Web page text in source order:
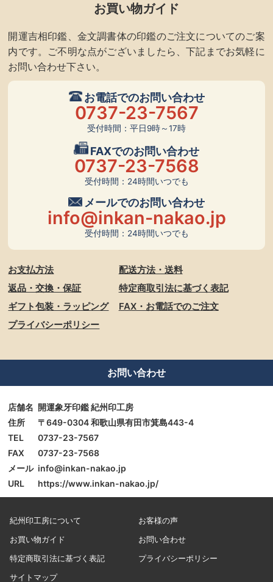
お買い物ガイド
開運吉相印鑑、金文調書体の印鑑のご注文についてのご案
内です。ご不明な点がございましたら、下記までお気軽に
お問い合わせ下さい。
お電話でのお問い合わせ
0737-23-7567
受付時間：平日9時～17時
FAXでのお問い合わせ
0737-23-7568
受付時間：24時間いつでも
メールでのお問い合わせ
info@inkan-nakao.jp
受付時間：24時間いつでも
お支払方法
配送方法・送料
返品・交換・保証
特定商取引法に基づく表記
ギフト包装・ラッピング
FAX・お電話でのご注文
プライバシーポリシー
お問い合わせ
店舗名 開運象牙印鑑 紀州印工房
住所
〒649-0304 和歌山県有田市箕島443-4
TEL
0737-23-7567
FAX
0737-23-7568
メール info@inkan-nakao.jp
URL
https://www.inkan-nakao.jp/
紀州印工房について お客様の声
お買い物ガイド お問い合わせ
特定商取引法に基づく表記 プライバシーポリシー
サイトマップ